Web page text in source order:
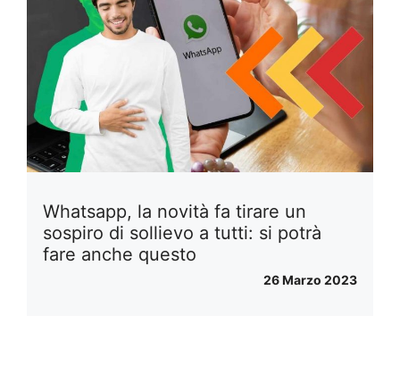
Whatsapp, la novità fa tirare un
sospiro di sollievo a tutti: si potrà
fare anche questo
26 Marzo 2023